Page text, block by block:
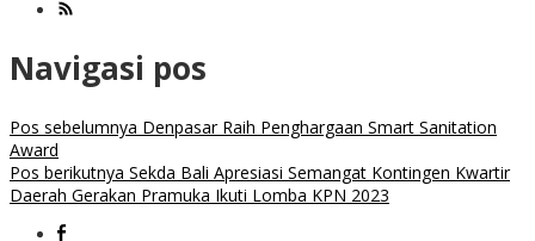
Navigasi pos
Pos sebelumnya Denpasar Raih Penghargaan Smart Sanitation
Award
Pos berikutnya Sekda Bali Apresiasi Semangat Kontingen Kwartir
Daerah Gerakan Pramuka Ikuti Lomba KPN 2023